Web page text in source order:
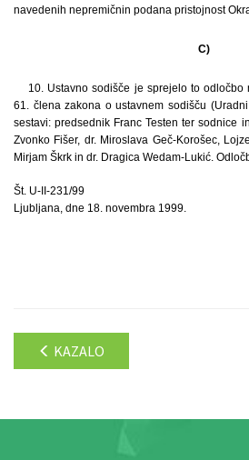
navedenih nepremičnin podana pristojnost
C)
10. Ustavno sodišče je sprejelo to odločbo
61. člena zakona o ustavnem sodišču
sestavi: predsednik Franc Testen ter sodnice
Zvonko Fišer, dr. Miroslava Geč-Korošec,
Mirjam Škrk in dr. Dragica Wedam-Lukić.
Št. U-II-231/99
Ljubljana, dne 18. novembra 1999.
KAZALO